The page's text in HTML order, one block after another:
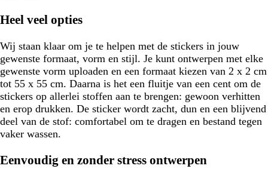
Heel veel opties
Wij staan klaar om je te helpen met de stickers in jouw
gewenste formaat, vorm en stijl. Je kunt ontwerpen met elke
gewenste vorm uploaden en een formaat kiezen van 2 x 2 cm
tot 55 x 55 cm. Daarna is het een fluitje van een cent om de
stickers op allerlei stoffen aan te brengen: gewoon verhitten
en erop drukken. De sticker wordt zacht, dun en een blijvend
deel van de stof: comfortabel om te dragen en bestand tegen
vaker wassen.
Eenvoudig en zonder stress ontwerpen